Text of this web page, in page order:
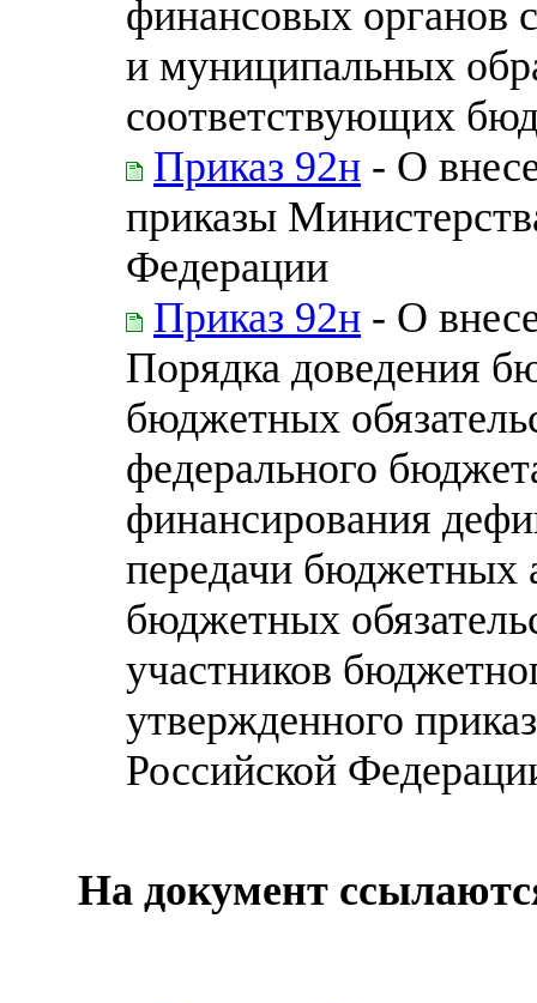
финансовых органов
и муниципальных
соответствующих
Приказ 92н - О
приказы
Федерации
Приказ 92н - О
Порядка доведения
бюджетных
федерального
финансирования
передачи бюджетных
бюджетных
участников
утвержденного
Российской
На документ